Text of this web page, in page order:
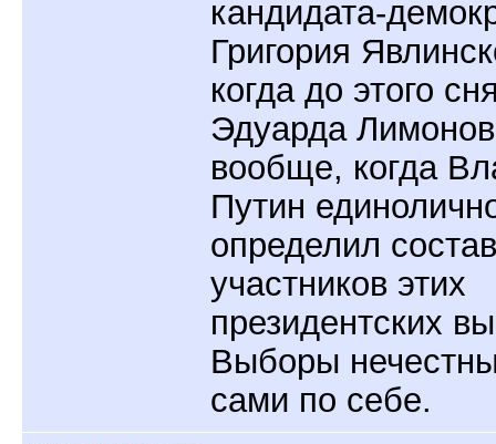
кандидата-
Григория
когда до этого
Эдуарда
вообще, когда
Путин
определил состав
участников этих
президентских
Выборы
сами по себе.